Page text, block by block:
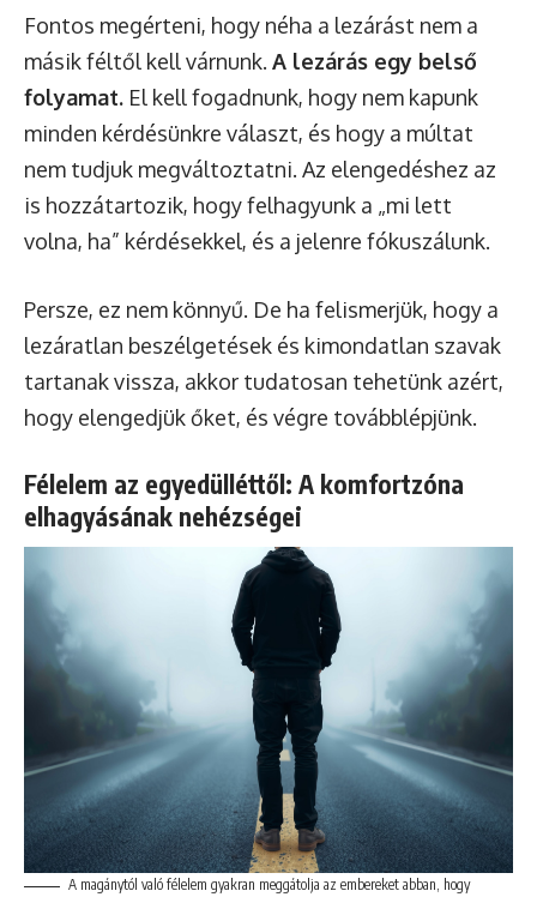
Fontos megérteni, hogy néha a lezárást nem a
másik féltől kell várnunk. A lezárás egy belső
folyamat. El kell fogadnunk, hogy nem kapunk
minden kérdésünkre választ, és hogy a múltat
nem tudjuk megváltoztatni. Az elengedéshez az
is hozzátartozik, hogy felhagyunk a „mi lett
volna, ha” kérdésekkel, és a jelenre fókuszálunk.
Persze, ez nem könnyű. De ha felismerjük, hogy a
lezáratlan beszélgetések és kimondatlan szavak
tartanak vissza, akkor tudatosan tehetünk azért,
hogy elengedjük őket, és végre továbblépjünk.
Félelem az egyedülléttől: A komfortzóna
elhagyásának nehézségei
A magánytól való félelem gyakran meggátolja az embereket abban, hogy